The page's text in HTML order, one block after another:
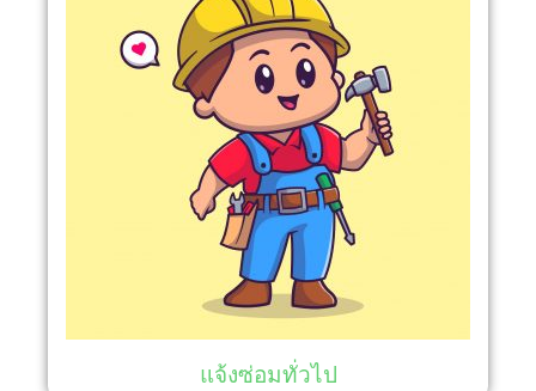
แจ้งซ่อมทั่วไป